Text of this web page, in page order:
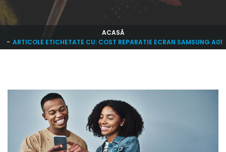
ACASĂ
ARTICOLE ETICHETATE CU: COST REPARATIE ECRAN SAMSUNG A01